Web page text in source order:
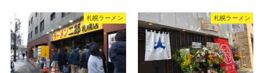
札幌ラーメン 札幌ラーメン